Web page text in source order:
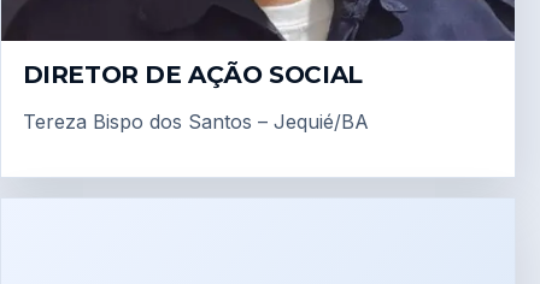
DIRETOR DE AÇÃO SOCIAL
Tereza Bispo dos Santos – Jequié/BA